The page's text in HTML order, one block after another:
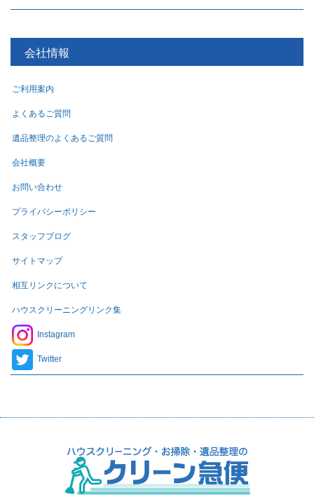
会社情報
ご利用案内
よくあるご質問
遺品整理のよくあるご質問
会社概要
お問い合わせ
プライバシーポリシー
スタッフブログ
サイトマップ
相互リンクについて
ハウスクリーニングリンク集
Instagram
Twitter